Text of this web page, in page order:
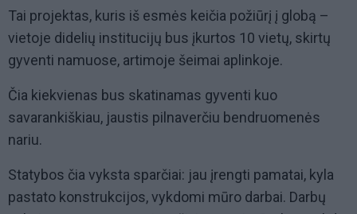
Tai projektas, kuris iš esmės keičia požiūrį į globą –
vietoje didelių institucijų bus įkurtos 10 vietų, skirtų
gyventi namuose, artimoje šeimai aplinkoje.
Čia kiekvienas bus skatinamas gyventi kuo
savarankiškiau, jaustis pilnaverčiu bendruomenės
nariu.
Statybos čia vyksta sparčiai: jau įrengti pamatai, kyla
pastato konstrukcijos, vykdomi mūro darbai. Darbų